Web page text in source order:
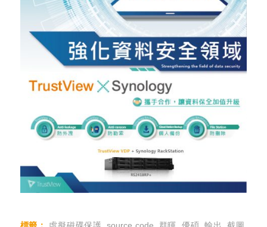
標籤： 虛擬磁碟保護 ,source code 群暉 優碩 輸出 ,截圖